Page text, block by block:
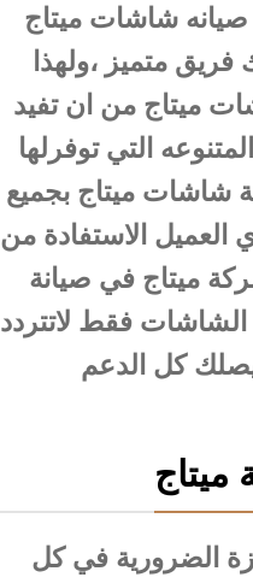
شاشات ميتاج
متميز ،ولهذا
ميتاج من ان تفيد
التي توفرلها
شاشات ميتاج بجميع
العميل الاستفادة من
ميتاج في صيانة
فقط لاتتردد
كل الدعم
ميتاج
الضرورية في كل